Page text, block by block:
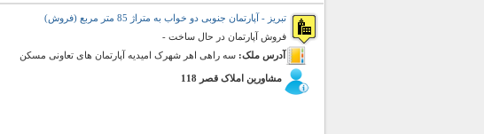
تبریز - آپارتمان جنوبی دو خواب به متراژ 85 متر مربع (فروش)
فروش آپارتمان در حال ساخت -
آدرس ملک: سه راهی اهر شهرک امیدیه آپارتمان های تعاونی مسکن
مشاورین املاک قصر 118